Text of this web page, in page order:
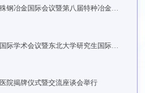
第三届高品质特殊钢冶金国际会议暨第八届特种冶金技术学术会议在东北大学召开
2026年智慧土木国际学术会议暨东北大学研究生国际暑期学校第九期在东北大学召开
院揭牌仪式暨交流座谈会举行